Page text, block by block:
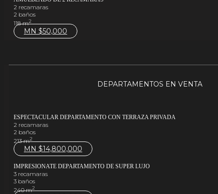
2 recamaras
2 baños
118 m2
MN $50,000
DEPARTAMENTOS EN VENTA
ESPECTACULAR DEPARTAMENTO CON TERRAZA PRIVADA
2 recamaras
2 baños
213 m2
MN $14,800,000
IMPRESIONATE DEPARTAMENTO DE SUPER LUJO
3 recamaras
3 baños
240 m2